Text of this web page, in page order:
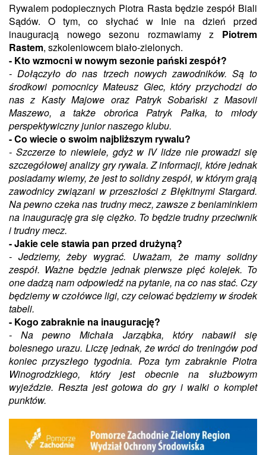
Rywalem podopiecznych Piotra Rasta będzie zespół Biali
Sądów. O tym, co słychać w Inie na dzień przed
inauguracją nowego sezonu rozmawiamy z Piotrem
Rastem, szkoleniowcem biało-zielonych.
- Kto wzmocni w nowym sezonie pański zespół?
- Dołączyło do nas trzech nowych zawodników. Są to
środkowi pomocnicy Mateusz Giec, który przychodzi do
nas z Kasty Majowe oraz Patryk Sobański z Masovii
Maszewo, a także obrońca Patryk Pałka, to młody
perspektywiczny junior naszego klubu.
- Co wiecie o swoim najbliższym rywalu?
- Szczerze to niewiele, gdyż w IV lidze nie prowadzi się
szczegółowej analizy gry rywala. Z informacji, które jednak
posiadamy wiemy, że jest to solidny zespół, w którym grają
zawodnicy związani w przeszłości z Błękitnymi Stargard.
Na pewno czeka nas trudny mecz, zawsze z beniaminkiem
na inaugurację gra się ciężko. To będzie trudny przeciwnik
i trudny mecz.
- Jakie cele stawia pan przed drużyną?
- Jedziemy, żeby wygrać. Uważam, że mamy solidny
zespół. Ważne będzie jednak pierwsze pięć kolejek. To
one dadzą nam odpowiedź na pytanie, na co nas stać. Czy
będziemy w czołówce ligi, czy celować będziemy w środek
tabeli.
- Kogo zabraknie na inaugurację?
- Na pewno Michała Jarząbka, który nabawił się
bolesnego urazu. Liczę jednak, że wróci do treningów pod
koniec przyszłego tygodnia. Poza tym zabraknie Piotra
Winogrodzkiego, który jest obecnie na służbowym
wyjeździe. Reszta jest gotowa do gry i walki o komplet
punktów.